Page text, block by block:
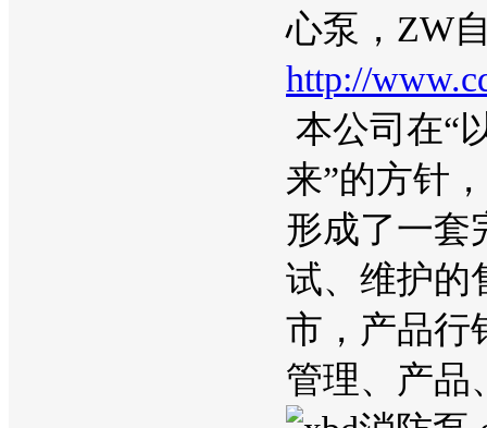
心泵，ZW
http://
本公司在“
来”的方针
形成了一套
试、维护的
市，产品行
管理、产品